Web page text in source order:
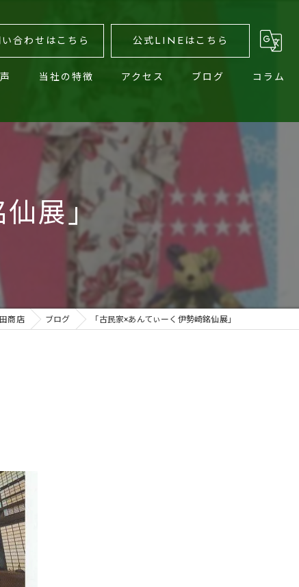
い合わせはこちら 公式LINEはこちら
当社の特徴
オリジナル
キャップ
プリント
アクセス
有限会社福田商店
ブログ コラム
仙展」
商店 ブログ 「古民家×あんてぃーく伊勢崎銘仙展」